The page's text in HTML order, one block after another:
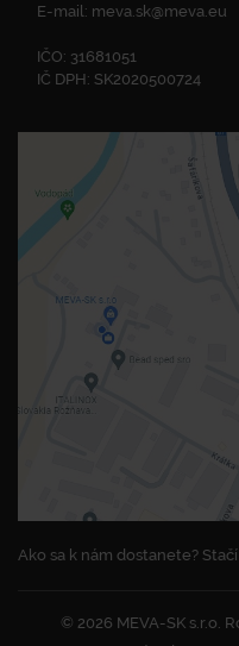
E-mail: meva.sk@meva.eu
IČO: 31681051
IČ DPH: SK2020500724
Ako sa k nám dostanete?
© 2026 MEVA-SK s.r.o.